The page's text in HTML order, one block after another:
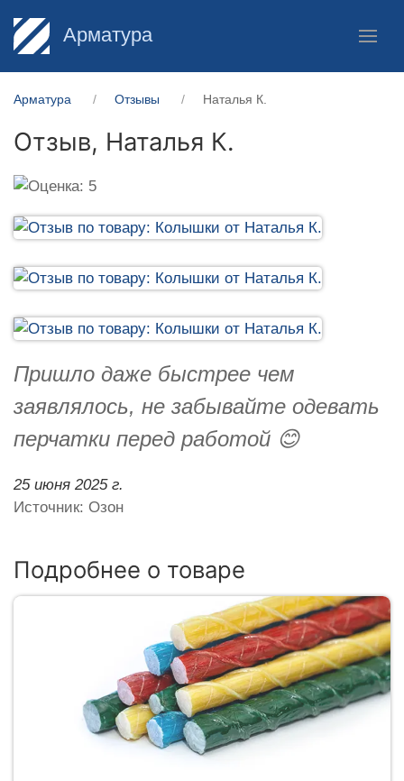
Арматура
Арматура Отзывы Наталья К.
Отзыв, Наталья К.
Пришло даже быстрее чем
заявлялось, не забывайте одевать
перчатки перед работой 😊
25 июня 2025 г.
Источник: Озон
Подробнее о товаре